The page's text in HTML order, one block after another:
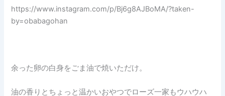
https://www.instagram.com/p/Bj6g8AJBoMA/?taken-
by=obabagohan
余った卵の白身をごま油で焼いただけ。
油の香りとちょっと温かいおやつでローズ一家もウハウハ